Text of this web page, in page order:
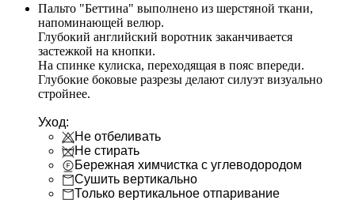
Пальто "Беттина" выполнено из шерстяной ткани,
напоминающей велюр.
Глубокий английский воротник заканчивается
застежкой на кнопки.
На спинке кулиска, переходящая в пояс впереди.
Глубокие боковые разрезы делают силуэт визуально
стройнее.
Уход:
Не отбеливать
Не стирать
Бережная химчистка с углеводородом
Сушить вертикально
Только вертикальное отпаривание